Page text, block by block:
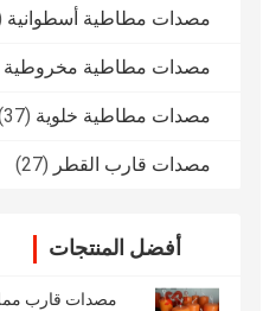
مصدات مطاطية أسطوانية
مصدات مطاطية مخروطية
مصدات مطاطية خلوية (37)
مصدات قارب القطر (27)
أفضل المنتجات
مصدات قارب